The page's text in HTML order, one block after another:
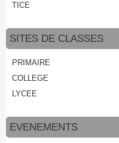
TICE
SITES DE CLASSES
PRIMAIRE
COLLEGE
LYCEE
EVENEMENTS